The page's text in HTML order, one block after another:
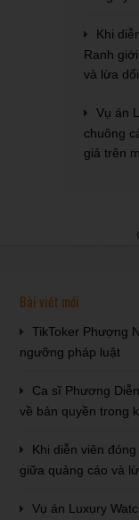
Khi
Ranh
và lừa
Vụ án
chuông
giả trên
Bài viết mới
TikToker Phượng
ngưỡng pháp luật
Ca sĩ Phương
về bản quyền trong
Khi diễn viên
giữa quảng cáo và
Vụ án Luxury